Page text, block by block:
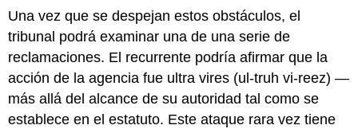
Una vez que se despejan estos obstáculos, el
tribunal podrá examinar una de una serie de
reclamaciones. El recurrente podría afirmar que la
acción de la agencia fue ultra vires (ul-truh vi-reez) —
más allá del alcance de su autoridad tal como se
establece en el estatuto. Este ataque rara vez tiene